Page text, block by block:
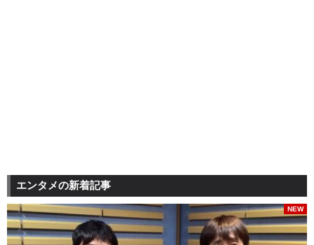
エンタメの新着記事
NEW